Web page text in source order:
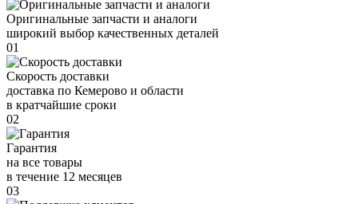
Оригинальные запчасти и аналоги
широкий выбор качественных деталей
01
Скорость доставки
доставка по Кемерово и области
в кратчайшие сроки
02
Гарантия
на все товары
в течение 12 месяцев
03